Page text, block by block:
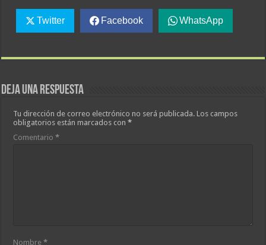
Twitter Facebook WhatsApp
Deja una respuesta
Tu dirección de correo electrónico no será publicada. Los campos
obligatorios están marcados con*
Comentario*
Nombre*